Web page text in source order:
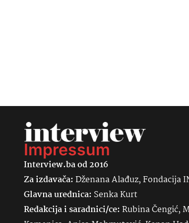
Impressum
Interview.ba od 2016
Za izdavača:Dženana Alađuz, Fondacija
Glavna urednica: SenkaKurt
Redakcija i saradnici/ce:Rubina Čengić,